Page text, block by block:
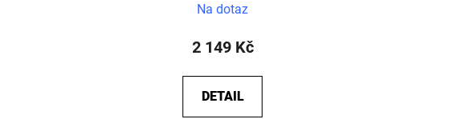
Na dotaz
2 149 Kč
DETAIL